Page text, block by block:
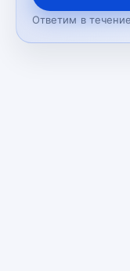
Ответим в